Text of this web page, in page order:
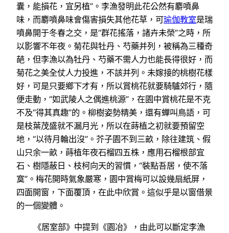
囊，能損花，宜另植”。李漁發明此花公然有麝噴鼻
味，而麝噴鼻味會傷害損失其他花草，可瑜伽教室是瑞
噴鼻開于冬春之交，是“群花搖落，諸卉未榮”之時，所
以影響不年夜。菊花與牡丹、芍藥并列，被稱為三種奇
葩，但李漁以為牡丹、芍藥不需人力也能長得很好，而
菊花之美全仗人力投進，不該并列。未嫁接的桃樹花樣
好，可是只要鄉下才有，所以賞桃花就要騎驢郊行，隨
便走動，“如武陵人之偶進桃源”，在園中賞桃花是不克
不及“得其真趣”的。柳樹姿勢精美，還有蟬叫鳥語，可
是枝葉茂盛就不漏月光，所以在蒔植之初就要預留空
地，“以待月輪出沒”。芥子園不到三畝，除往建筑、假
山只余一畝，蒔植年夜石榴四五株，應用石榴根部宜
石、樹隱蔽日、枝柯向天的習慣，“裝點吾居，使不落
寞”。梅花開時氣象嚴寒，園中賞梅可以設幾扇紙屏，
四面開窗，下面覆頂，在此中欣賞。這似乎是以窗借景
的一個變體。
《居室部》中提到《園冶》，由此可以斷定李漁